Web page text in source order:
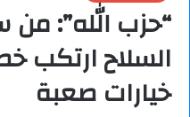
“حزب الله”: من
السلاح ارتكب
خيارات صعبة